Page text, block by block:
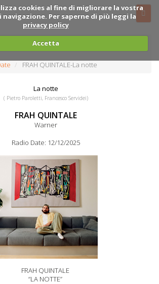
cookies al fine di migliorare la vostra
navigazione. Per saperne di più leggi la
privacy policy
Accetta
FRAH QUINTALE-La notte
La notte
( Pietro Paroletti, Francesco Servidei)
FRAH QUINTALE
Warner
Radio Date: 12/12/2025
FRAH QUINTALE
“LA NOTTE”